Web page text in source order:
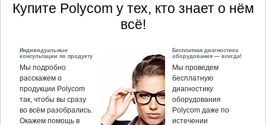
Купите Polycom у тех, кто знает о нём
всё!
Индивидуальные
консультации по продукту
Мы подробно
расскажем о
продукции Polycom
так, чтобы вы сразу
во всём разобрались.
Окажем помощь в
Бесплатная диагностика
оборудования — всегда!
Мы проведем
бесплатную
диагностику
оборудования
Polycom даже по
истечении